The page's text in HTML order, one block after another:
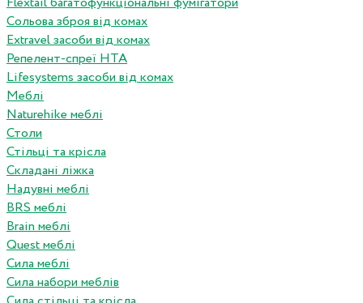
Сольова зброя від комах
Extravel засоби від комах
Репелент-спреї HTA
Lifesystems засоби від комах
Меблі
Naturehike меблі
Столи
Стільці та крісла
Складані ліжка
Надувні меблі
BRS меблі
Brain меблі
Quest меблі
Сила меблі
Сила набори меблів